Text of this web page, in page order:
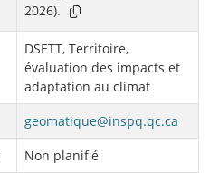
2026).
DSETT, Territoire,
évaluation des impacts et
adaptation au climat
geomatique@inspq.qc.ca
Non planifié